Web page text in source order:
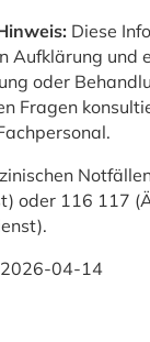
Diese
Aufklärung und
oder
Fragen
oder 116 117
2026-04-14